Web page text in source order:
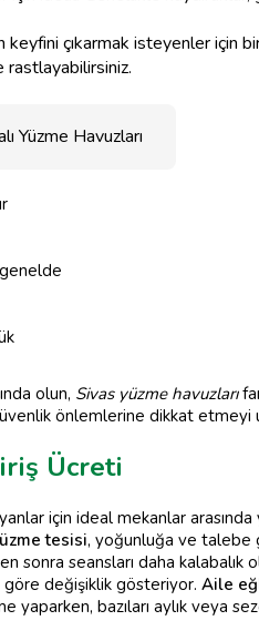
çıkarmak isteyenler için
Yüzme Havuzları
olun, Sivas yüzme havuzları
önlemlerine dikkat etmeyi
Ücreti
için ideal mekanlar
tesisi, yoğunluğa ve talebe
sonra seansları daha kalabalık
değişiklik gösteriyor. Aile
bazıları aylık veya